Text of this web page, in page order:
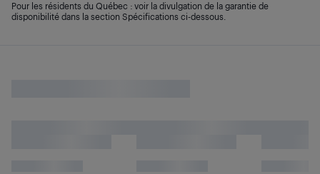
Pour les résidents du Québec : voir la divulgation de la garantie de
disponibilité dans la section Spécifications ci-dessous.